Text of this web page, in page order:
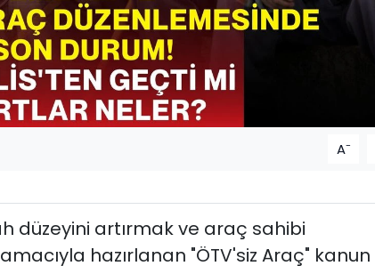
A-
düzeyini artırmak ve araç sahibi
hazırlanan "ÖTV'siz Araç" kanun